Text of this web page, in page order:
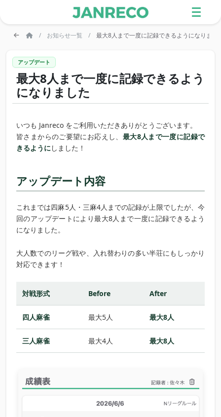
お知らせ一覧 最大8人まで一度に記録できるようになりまし
アップデート
最大8人まで一度に記録できるよう
になりました
いつも Janreco をご利用いただきありがとうございます。
皆さまからのご要望にお応えし、 最大8人まで一度に記録で
きるように しました！
アップデート内容
これまでは四麻5人・三麻4人までの記録が上限でしたが、今
回のアップデートにより最大8人まで一度に記録できるよう
になりました。
大人数でのリーグ戦や、入れ替わりの多い半荘にもしっかり
対応できます！
対戦形式 Before After
四人麻雀 最大5人 最大8人
三人麻雀 最大4人 最大8人